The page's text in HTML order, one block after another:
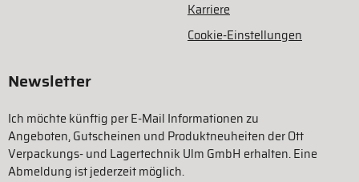
Karriere
Cookie-Einstellungen
Newsletter
Ich möchte künftig per E-Mail Informationen zu
Angeboten, Gutscheinen und Produktneuheiten der Ott
Verpackungs- und Lagertechnik Ulm GmbH erhalten. Eine
Abmeldung ist jederzeit möglich.